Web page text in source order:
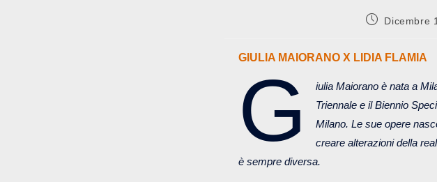
ArticoloDicembre
GIULIA MAIORANO X LIDIA FLAMIA
G
iulia Maiorano è nata a
Triennale e il Biennio
Milano. Le sue opere
creare alterazioni della
è sempre diversa.